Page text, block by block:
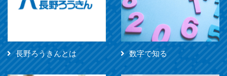
長野ろうきんとは 数字で知る